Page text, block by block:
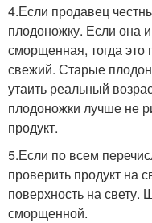
4.Если продавец
плодоножку. Если она
сморщенная, тогда это
свежий. Старые
утаить реальный
плодоножки лучше не
продукт.
5.Если по всем
проверить продукт на
поверхность на свету.
сморщенной.